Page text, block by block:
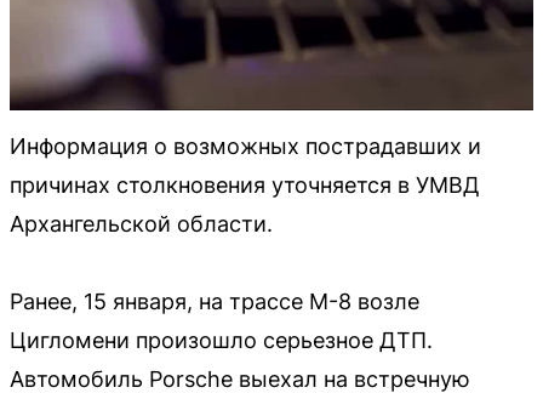
Информация о возможных пострадавших и
причинах столкновения уточняется в УМВД
Архангельской области.
Ранее, 15 января, на трассе М-8 возле
Цигломени произошло серьезное ДТП.
Автомобиль Porsche выехал на встречную